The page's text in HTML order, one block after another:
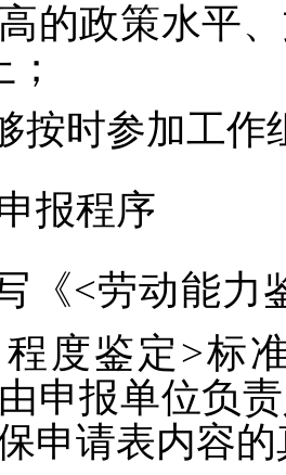
的政策水平
按时参加工作
报程序
《<劳动能力
度鉴定>标
申报单位负
申请表内容